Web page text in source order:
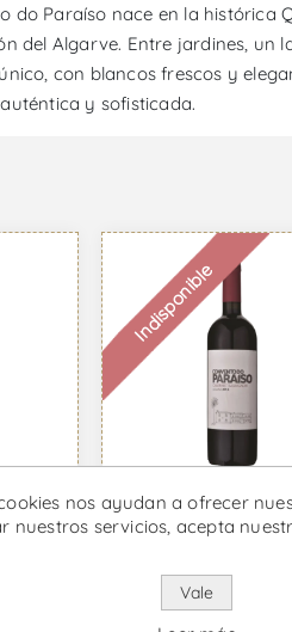
do Paraíso nace en la histórica
del Algarve. Entre jardines, un
con blancos frescos y
y sofisticada.
Indisponible
Convento do
Cabernet
Desde €23,65 IVA
nos ayudan a ofrecer
nuestros servicios, acepta
Vale